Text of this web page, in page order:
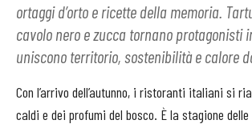
ortaggi d’orto e ricette della memoria.
cavolo nero e zucca tornano protagonisti
uniscono territorio, sostenibilità e calore
Con l’arrivo dell’autunno, i ristoranti italiani si
caldi e dei profumi del bosco. È la stagione delle